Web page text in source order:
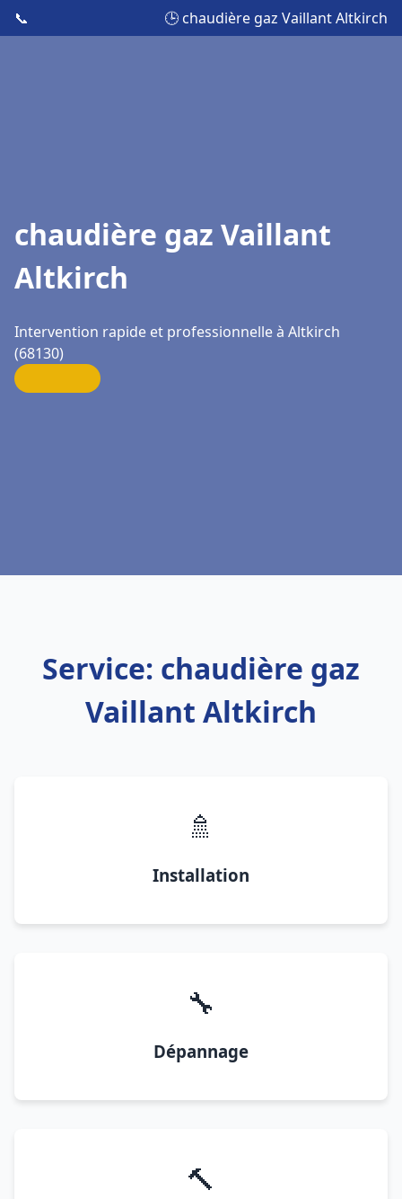
📞 🕒 chaudière gaz Vaillant Altkirch
chaudière gaz Vaillant
Altkirch
Intervention rapide et professionnelle à Altkirch
(68130)
Service: chaudière gaz
Vaillant Altkirch
🚿
Installation
🔧
Dépannage
🔨